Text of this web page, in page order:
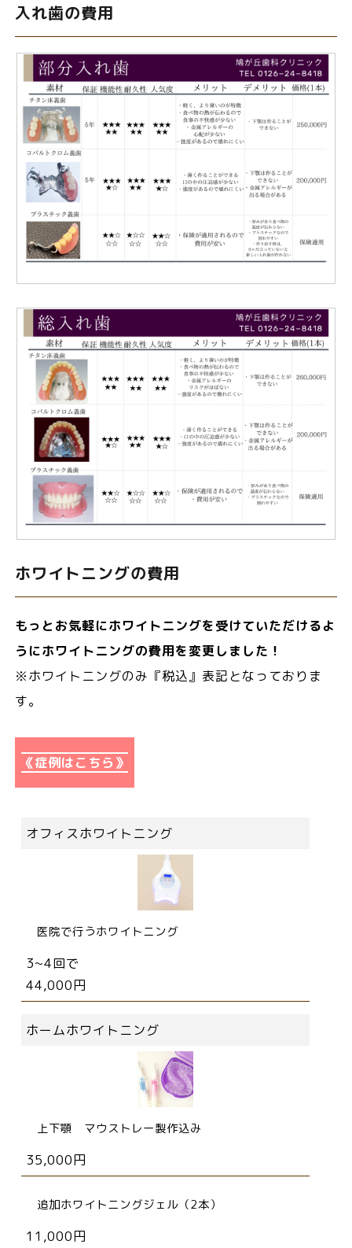
入れ歯の費用
ホワイトニングの費用
もっとお気軽にホワイトニングを受けていただけるよ
うにホワイトニングの費用を変更しました！
※ホワイトニングのみ『税込』表記となっておりま
す。
《症例はこちら》
オフィスホワイトニング
医院で行うホワイトニング
3~4回で
44,000円
ホームホワイトニング
上下顎 マウストレー製作込み
35,000円
追加ホワイトニングジェル（2本）
11,000円